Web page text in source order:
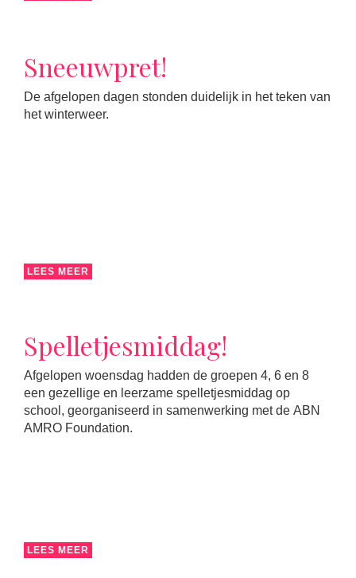
Sneeuwpret!
De afgelopen dagen stonden duidelijk in het teken van
het winterweer.
LEES MEER
Spelletjesmiddag!
Afgelopen woensdag hadden de groepen 4, 6 en 8
een gezellige en leerzame spelletjesmiddag op
school, georganiseerd in samenwerking met de ABN
AMRO Foundation.
LEES MEER